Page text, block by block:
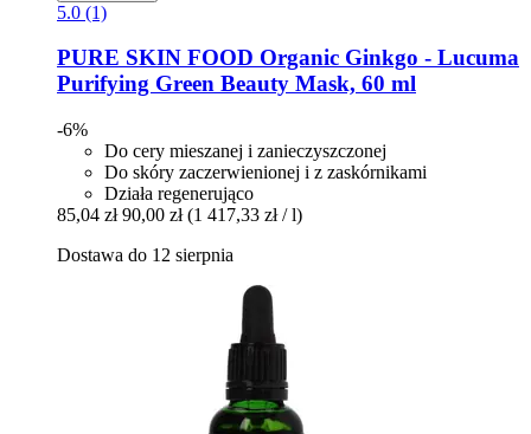
5.0 (1)
PURE SKIN FOOD Organic Ginkgo -​ Lucuma
Purifying Green Beauty Mask, 60 ml
-6%
Do cery mieszanej i zanieczyszczonej
Do skóry zaczerwienionej i z zaskórnikami
Działa regenerująco
85,04 zł 90,00 zł (1 417,33 zł / l)
Dostawa do 12 sierpnia